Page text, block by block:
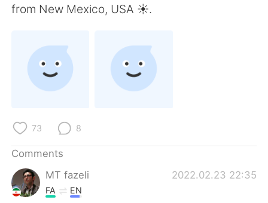
Español العربية
Français Deutsch
日本語 한국어
Indonesia
Português
from New Mexico, USA ☀️.
73 8
Comments
MT fazeli
2022.02.23 22:35
FA EN